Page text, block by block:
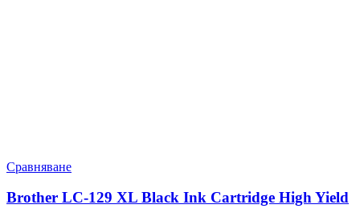
Сравняване
Brother LC-129 XL Black Ink Cartridge High Yield